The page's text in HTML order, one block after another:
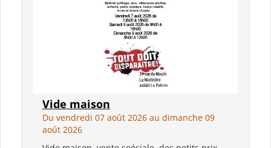
Vide maison
Du vendredi 07 août 2026 au dimanche 09
août 2026